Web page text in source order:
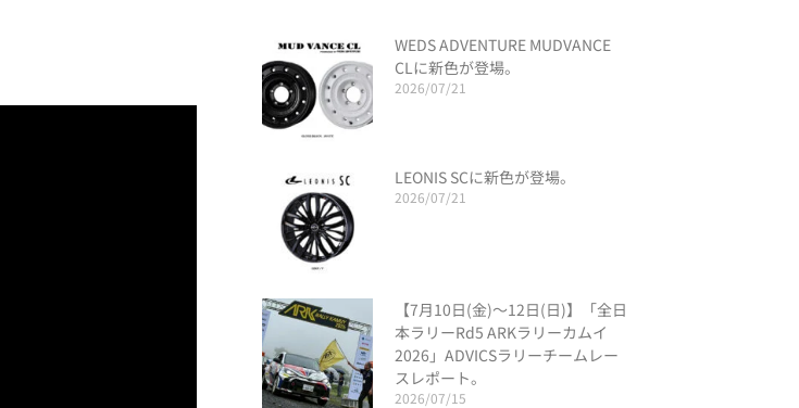
WEDS ADVENTURE MUDVANCE
CLに新色が登場。
2026/07/21
LEONIS SCに新色が登場。
2026/07/21
【7月10日(金)〜12日(日)】「全日
本ラリーRd5 ARKラリーカムイ
2026」ADVICSラリーチームレー
スレポート。
2026/07/15